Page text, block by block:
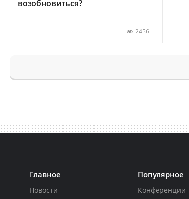
возобновиться?
2456
Главное
Новости
Популярное
Конференции